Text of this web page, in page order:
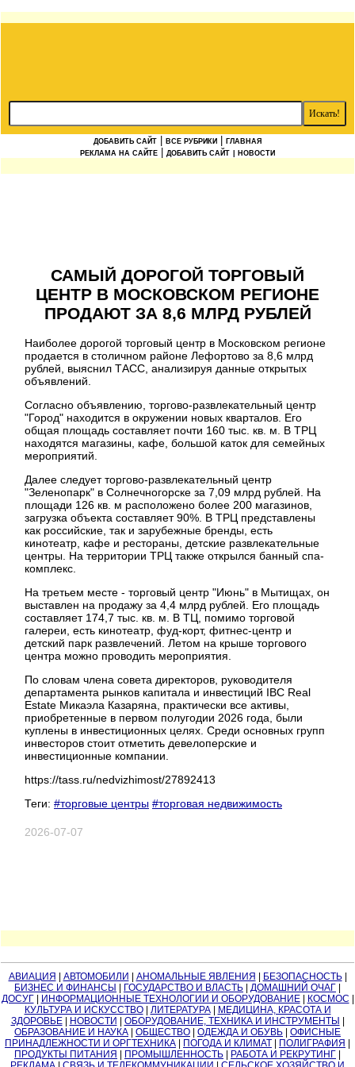
ДОБАВИТЬ САЙТ ВСЕ РУБРИКИ
ГЛАВНАЯ
РЕКЛАМА НА САЙТЕ
ДОБАВИТЬ САЙТ | НОВОСТИ
САМЫЙ ДОРОГОЙ ТОРГОВЫЙ
ЦЕНТР В МОСКОВСКОМ РЕГИОНЕ
ПРОДАЮТ ЗА 8,6 МЛРД РУБЛЕЙ
Наиболее дорогой торговый центр в Московском регионе
продается в столичном районе Лефортово за 8,6 млрд
рублей, выяснил ТАСС, анализируя данные открытых
объявлений.
Согласно объявлению, торгово-развлекательный центр
"Город" находится в окружении новых кварталов. Его
общая площадь составляет почти 160 тыс. кв. м. В ТРЦ
находятся магазины, кафе, большой каток для семейных
мероприятий.
Далее следует торгово-развлекательный центр
"Зеленопарк" в Солнечногорске за 7,09 млрд рублей. На
площади 126 кв. м расположено более 200 магазинов,
загрузка объекта составляет 90%. В ТРЦ представлены
как российские, так и зарубежные бренды, есть
кинотеатр, кафе и рестораны, детские развлекательные
центры. На территории ТРЦ также открылся банный спа-
комплекс.
На третьем месте - торговый центр "Июнь" в Мытищах, он
выставлен на продажу за 4,4 млрд рублей. Его площадь
составляет 174,7 тыс. кв. м. В ТЦ, помимо торговой
галереи, есть кинотеатр, фуд-корт, фитнес-центр и
детский парк развлечений. Летом на крыше торгового
центра можно проводить мероприятия.
По словам члена совета директоров, руководителя
департамента рынков капитала и инвестиций IBC Real
Estate Микаэла Казаряна, практически все активы,
приобретенные в первом полугодии 2026 года, были
куплены в инвестиционных целях. Среди основных групп
инвесторов стоит отметить девелоперские и
инвестиционные компании.
https://tass.ru/nedvizhimost/27892413
Теги: #торговые центры #торговая недвижимость
2026-07-07
АВИАЦИЯ АВТОМОБИЛИ АНОМАЛЬНЫЕ ЯВЛЕНИЯ БЕЗОПАСНОСТЬ|
БИЗНЕС И ФИНАНСЫ
ГОСУДАРСТВО И ВЛАСТЬ ДОМАШНИЙ ОЧАГ
ДОСУГ| ИНФОРМАЦИОННЫЕ ТЕХНОЛОГИИ И ОБОРУДОВАНИЕ| КОСМОС
КУЛЬТУРА И ИСКУССТВО| ЛИТЕРАТУРА|
МЕДИЦИНА, КРАСОТА И
ЗДОРОВЬЕ| НОВОСТИ ОБОРУДОВАНИЕ, ТЕХНИКА И ИНСТРУМЕНТЫ
ОБРАЗОВАНИЕ И НАУКА
ОБЩЕСТВО ОДЕЖДА И ОБУВЬ
ОФИСНЫЕ
ПРИНАДЛЕЖНОСТИ И ОРГТЕХНИКА
ПОГОДА И КЛИМАТ ПОЛИГРАФИЯ
ПРОДУКТЫ ПИТАНИЯ
ПРОМЫШЛЕННОСТЬ РАБОТА И РЕКРУТИНГ